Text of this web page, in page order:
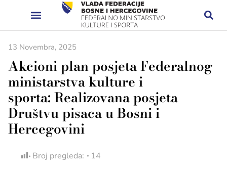
13 Novembra, 2025
Akcioni plan posjeta Federalnog
ministarstva kulture i
sporta: Realizovana posjeta
Društvu pisaca u Bosni i
Hercegovini
Broj pregleda: 14